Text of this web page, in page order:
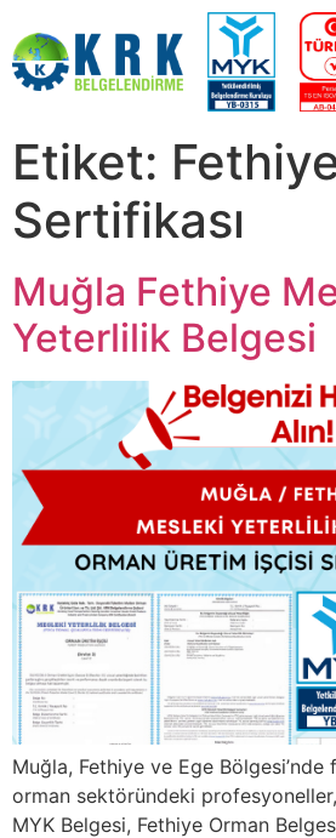
Etiket:
Sertifikası
Muğla Fethiye
Yeterlilik Belgesi
Muğla, Fethiye ve Ege
orman sektöründeki
MYK Belgesi, Fethiye Orman